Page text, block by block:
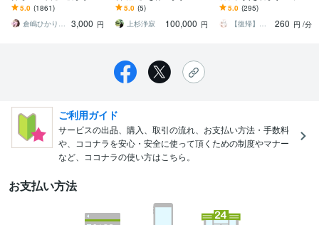
績5000件‼️チャネリングタ
ロット複雑愛復縁彼の気
持ち
5.0 (1861)
倉嶋ひかり♡複雑愛あの人の本音と幸せの道
3,000 円
うしても叶えたい恋があ
る方へ〜
5.0 (5)
上杉浄寂
100,000 円
定なし。恋愛の悩みをAI
占いではなく本物の霊視
で。
5.0 (295)
【復帰】美容と占い 瑞兆 ｽﾞｲﾁｮｳ
260 円 /分
ご利用ガイド
サービスの出品、購入、取引の流れ、お支払い方法・手数料
や、ココナラを安心・安全に使って頂くための制度やマナー
など、ココナラの使い方はこちら。
お支払い方法